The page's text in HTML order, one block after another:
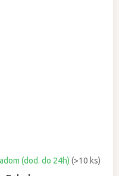
(dod. do 24h)(>10 ks)